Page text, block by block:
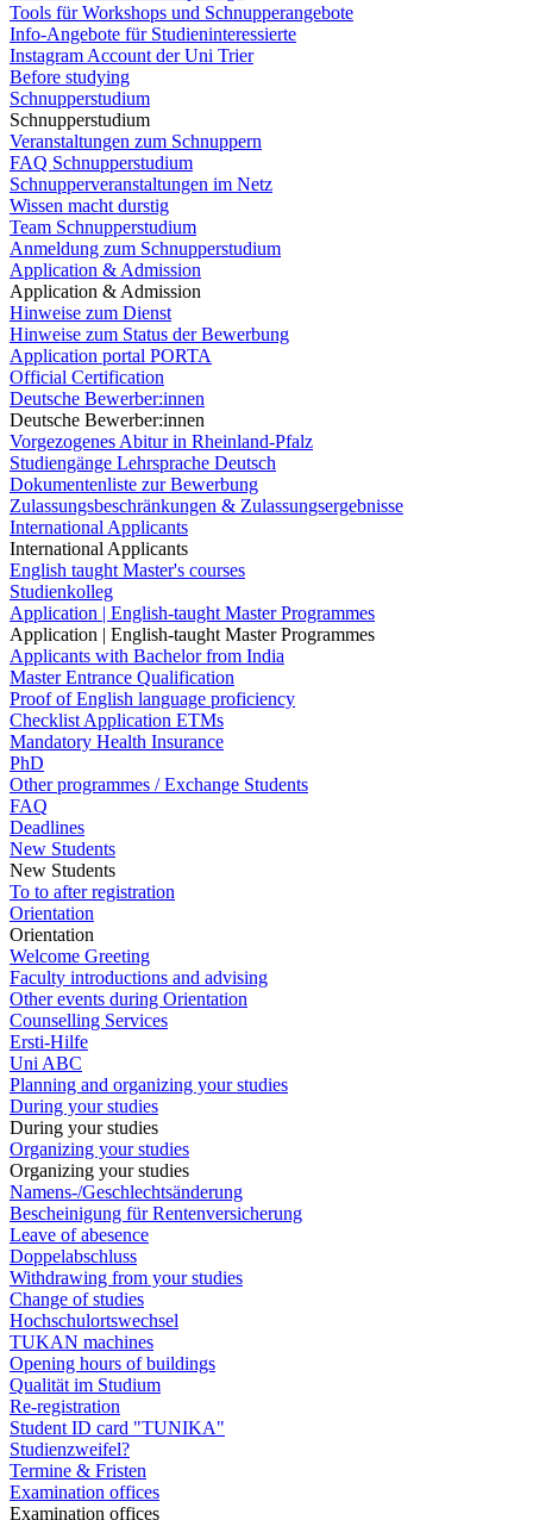
Tools für Workshops und Schnupperangebote
Info-Angebote für Studieninteressierte
Instagram Account der Uni Trier
Before studying
Schnupperstudium
Schnupperstudium
Veranstaltungen zum Schnuppern
FAQ Schnupperstudium
Schnupperveranstaltungen im Netz
Wissen macht durstig
Team Schnupperstudium
Anmeldung zum Schnupperstudium
Application & Admission
Application & Admission
Hinweise zum Dienst
Hinweise zum Status der Bewerbung
Application portal PORTA
Official Certification
Deutsche Bewerber:innen
Deutsche Bewerber:innen
Vorgezogenes Abitur in Rheinland-Pfalz
Studiengänge Lehrsprache Deutsch
Dokumentenliste zur Bewerbung
Zulassungsbeschränkungen & Zulassungsergebnisse
International Applicants
International Applicants
English taught Master's courses
Studienkolleg
Application | English-taught Master Programmes
Application | English-taught Master Programmes
Applicants with Bachelor from India
Master Entrance Qualification
Proof of English language proficiency
Checklist Application ETMs
Mandatory Health Insurance
PhD
Other programmes / Exchange Students
FAQ
Deadlines
New Students
New Students
To to after registration
Orientation
Orientation
Welcome Greeting
Faculty introductions and advising
Other events during Orientation
Counselling Services
Ersti-Hilfe
Uni ABC
Planning and organizing your studies
During your studies
During your studies
Organizing your studies
Organizing your studies
Namens-/Geschlechtsänderung
Bescheinigung für Rentenversicherung
Leave of abesence
Doppelabschluss
Withdrawing from your studies
Change of studies
Hochschulortswechsel
TUKAN machines
Opening hours of buildings
Qualität im Studium
Re-registration
Student ID card "TUNIKA"
Studienzweifel?
Termine & Fristen
Examination offices
Examination offices